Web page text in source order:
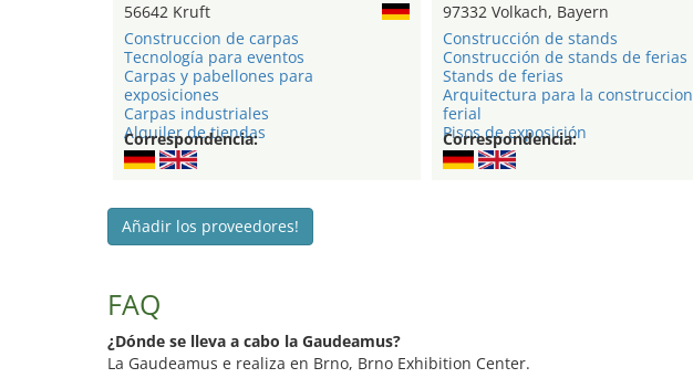
56642 Kruft
Construccion de carpas
Tecnología para eventos
Carpas y pabellones para
exposiciones
Carpas industriales
Alquiler de tiendas
Correspondencia:
97332 Volkach, Bayern
Construcción de stands
Construcción de stands de ferias
Stands de ferias
Arquitectura para la construccion
ferial
Pisos de exposición
Correspondencia:
Añadir los proveedores!
FAQ
¿Dónde se lleva a cabo la Gaudeamus?
La Gaudeamus e realiza en Brno, Brno Exhibition Center.